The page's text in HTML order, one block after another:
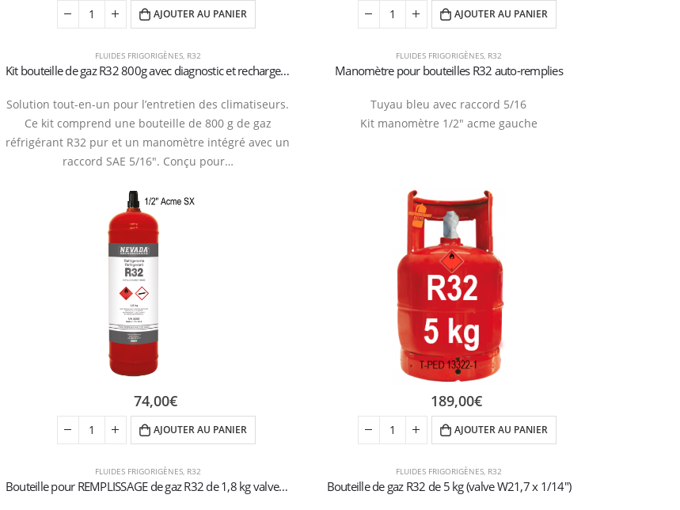
FLUIDES FRIGORIGÈNES, R32
Kit bouteille de gaz R32 800g avec diagnostic et recharge Manomètre (raccord 5/16″ SAE)
Solution tout-en-un pour l’entretien des climatiseurs.
Ce kit comprend une bouteille de 800 g de gaz
réfrigérant R32 pur et un manomètre intégré avec un
raccord SAE 5/16″. Conçu pour…
AJOUTER AU PANIER
FLUIDES FRIGORIGÈNES, R32
Manomètre pour bouteilles R32 auto-remplies
Tuyau bleu avec raccord 5/16
Kit manomètre 1/2″ acme gauche
AJOUTER AU PANIER
FLUIDES FRIGORIGÈNES, R32
Bouteille pour REMPLISSAGE de gaz R32 de 1,8 kg valve 1/2″ ACME GAUCHE
74,00€
AJOUTER AU PANIER
FLUIDES FRIGORIGÈNES, R32
Bouteille de gaz R32 de 5 kg (valve W21,7 x 1/14″)
189,00€
AJOUTER AU PANIER